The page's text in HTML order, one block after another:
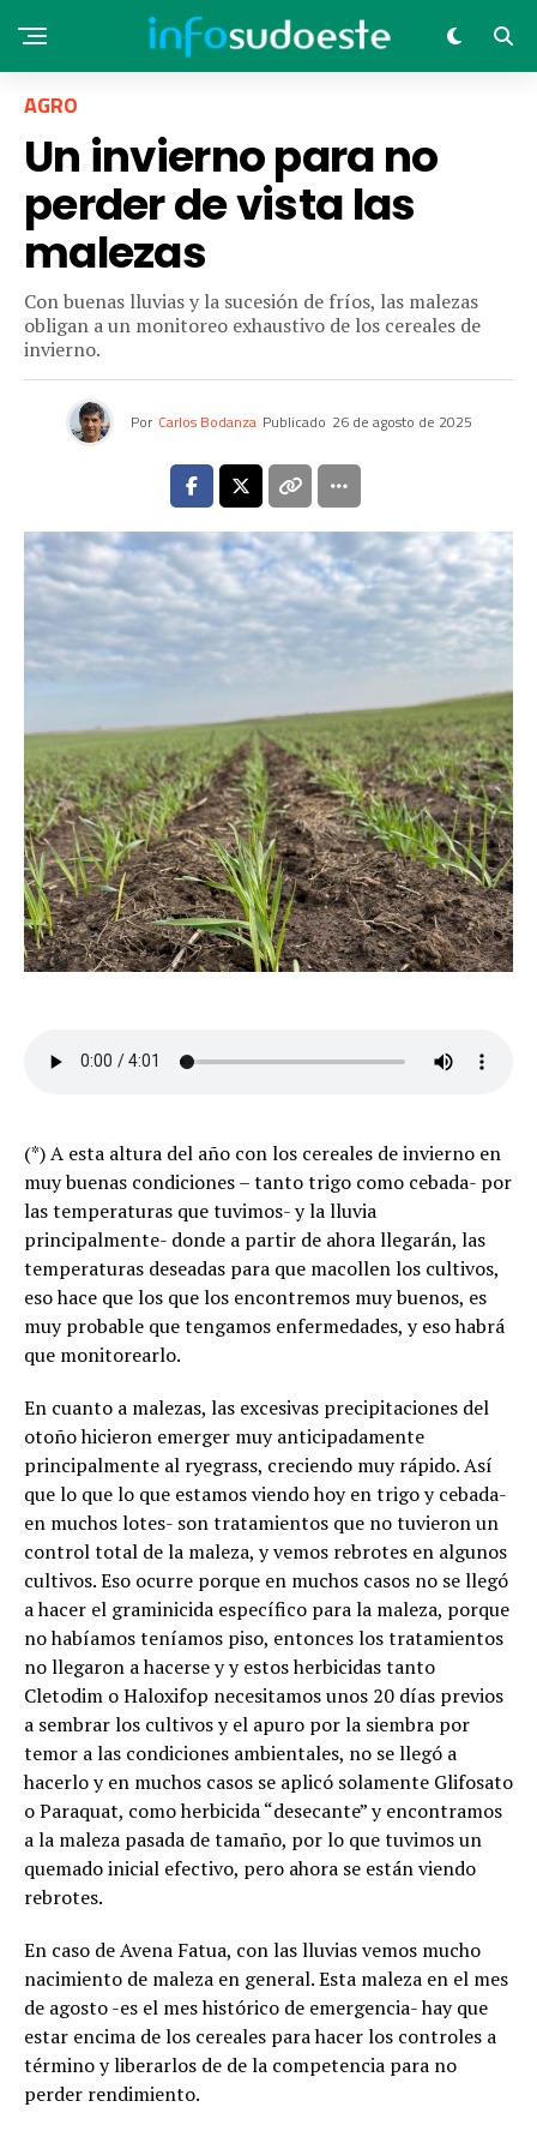
AGRO
Un invierno para no
perder de vista las
malezas
Con buenas lluvias y la sucesión de fríos, las malezas
obligan a un monitoreo exhaustivo de los cereales de
invierno.
Por Carlos Bodanza Publicado 26 de agosto de 2025
(*) A esta altura del año con los cereales de invierno en
muy buenas condiciones – tanto trigo como cebada- por
las temperaturas que tuvimos- y la lluvia
principalmente- donde a partir de ahora llegarán, las
temperaturas deseadas para que macollen los cultivos,
eso hace que los que los encontremos muy buenos, es
muy probable que tengamos enfermedades, y eso habrá
que monitorearlo.
En cuanto a malezas, las excesivas precipitaciones del
otoño hicieron emerger muy anticipadamente
principalmente al ryegrass, creciendo muy rápido. Así
que lo que lo que estamos viendo hoy en trigo y cebada-
en muchos lotes- son tratamientos que no tuvieron un
control total de la maleza, y vemos rebrotes en algunos
cultivos. Eso ocurre porque en muchos casos no se llegó
a hacer el graminicida específico para la maleza, porque
no habíamos teníamos piso, entonces los tratamientos
no llegaron a hacerse y y estos herbicidas tanto
Cletodim o Haloxifop necesitamos unos 20 días previos
a sembrar los cultivos y el apuro por la siembra por
temor a las condiciones ambientales, no se llegó a
hacerlo y en muchos casos se aplicó solamente Glifosato
o Paraquat, como herbicida “desecante” y encontramos
a la maleza pasada de tamaño, por lo que tuvimos un
quemado inicial efectivo, pero ahora se están viendo
rebrotes.
En caso de Avena Fatua, con las lluvias vemos mucho
nacimiento de maleza en general. Esta maleza en el mes
de agosto -es el mes histórico de emergencia- hay que
estar encima de los cereales para hacer los controles a
término y liberarlos de de la competencia para no
perder rendimiento.